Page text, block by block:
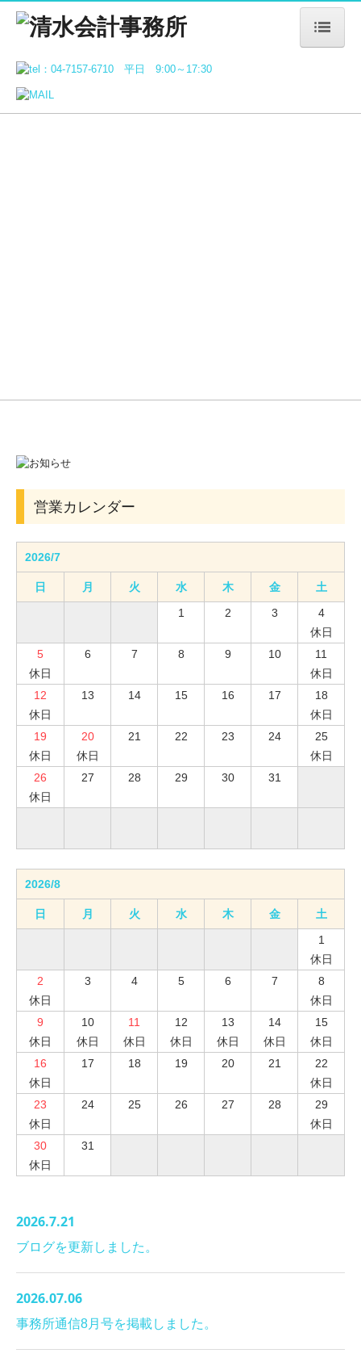
ＨＯＭＥ
選ばれる理由
営業カレンダー
2026/7
日 月 火 水 木 金
土
1
2 3
4
休日
5
休日
6 7 8 9 10
11
休日
12
休日
13 14 15 16 17
18
休日
19
休日
20
休日
21 22 23 24
25
休日
26
休日
27 28 29 30 31
2026/8
日 月 火 水 木 金
土
1
休日
2
休日
3 4 5 6 7
8
休日
9
休日
10
休日
11
休日
12
休日
13
休日
14
休日
15
休日
16
休日
17 18 19 20 21
22
休日
23
休日
24 25 26 27 28
29
休日
30
休日
31
2026.7.21
ブログを更新しました。
2026.07.06
事務所通信8月号を掲載しました。